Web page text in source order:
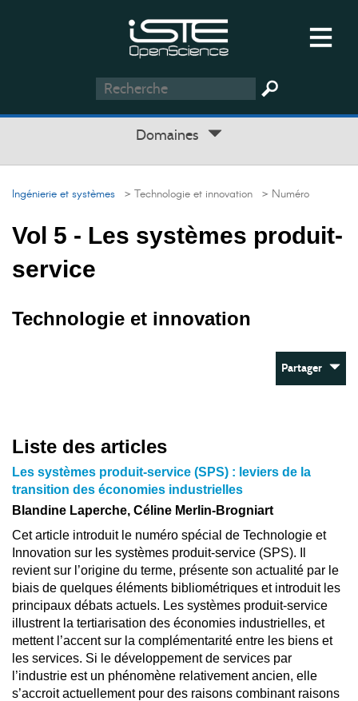
Domaines
Ingénierie et systèmes > Technologie et innovation > Numéro
Vol 5 - Les systèmes produit-
service
Technologie et innovation
Partager
Liste des articles
Les systèmes produit-service (SPS) : leviers de la
transition des économies industrielles
Blandine Laperche, Céline Merlin-Brogniart
Cet article introduit le numéro spécial de Technologie et
Innovation sur les systèmes produit-service (SPS). Il
revient sur l’origine du terme, présente son actualité par le
biais de quelques éléments bibliométriques et introduit les
principaux débats actuels. Les systèmes produit-service
illustrent la tertiarisation des économies industrielles, et
mettent l’accent sur la complémentarité entre les biens et
les services. Si le développement de services par
l’industrie est un phénomène relativement ancien, elle
s’accroit actuellement pour des raisons combinant raisons